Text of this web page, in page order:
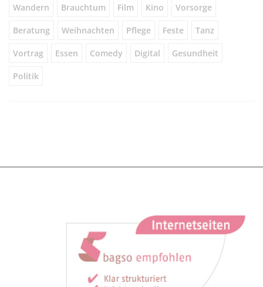
Wandern Brauchtum Film Kino Vorsorge
Beratung Weihnachten Pflege Feste Tanz
Vortrag Essen Comedy Digital Gesundheit
Politik